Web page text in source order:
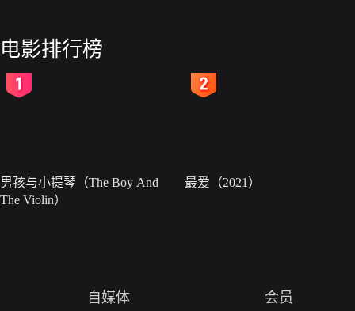
电影排行榜
男孩与小提琴（The Boy And
The Violin）
最爱（2021）
自媒体 会员